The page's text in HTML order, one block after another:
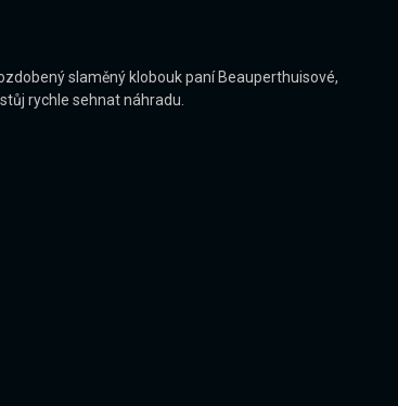
slaměný klobouk paní Beauperthuisové,
rychle sehnat náhradu.